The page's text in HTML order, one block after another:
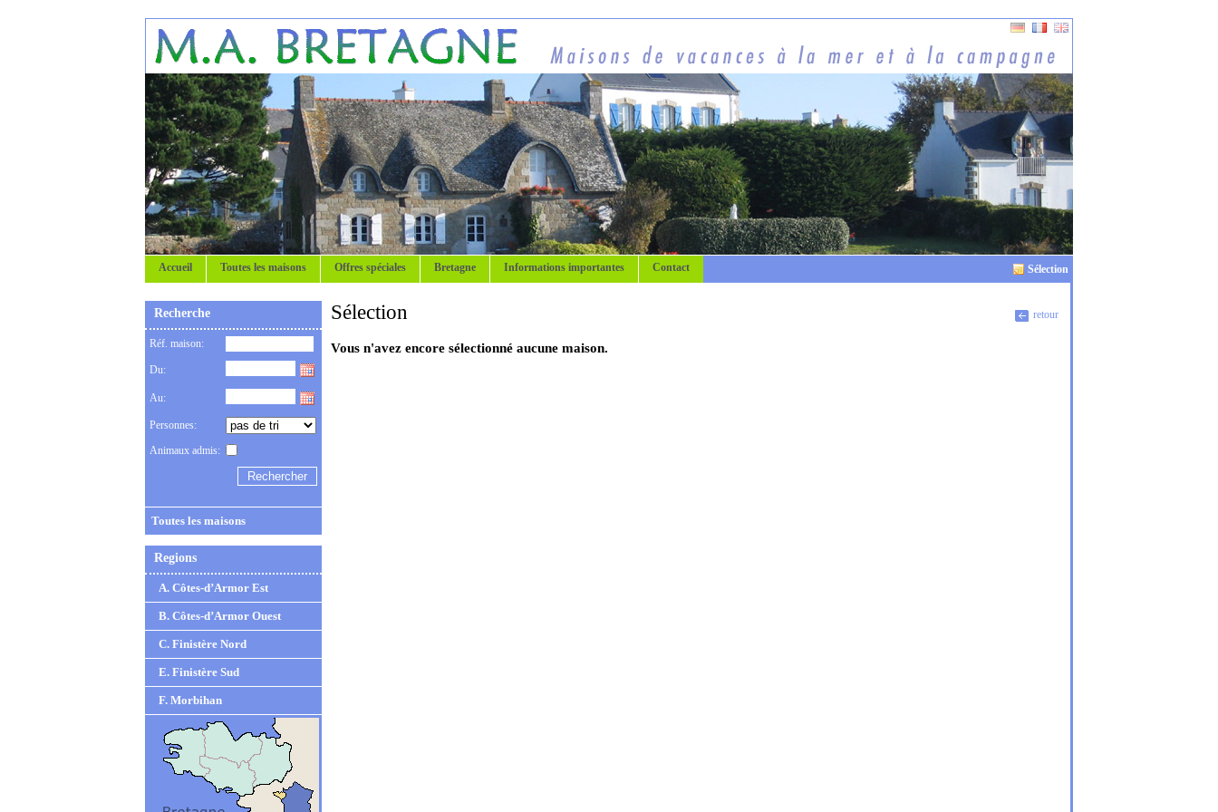
Sélection
Accueil Toutes les maisons Offres spéciales Bretagne Informations importantes Contact
Recherche
Réf. maison:
Du:
Au:
Personnes:
Animaux admis:
Toutes les maisons
Regions
A. Côtes-d’Armor Est
B. Côtes-d’Armor Ouest
C. Finistère Nord
E. Finistère Sud
F. Morbihan
retour
Sélection
Vous n'avez encore sélectionné aucune maison.